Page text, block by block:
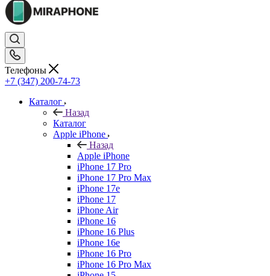
Телефоны
+7 (347) 200-74-73
Каталог
Назад
Каталог
Apple iPhone
Назад
Apple iPhone
iPhone 17 Pro
iPhone 17 Pro Max
iPhone 17e
iPhone 17
iPhone Air
iPhone 16
iPhone 16 Plus
iPhone 16e
iPhone 16 Pro
iPhone 16 Pro Max